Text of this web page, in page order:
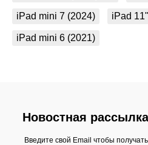
iPad mini 7 (2024) iPad
iPad mini 6 (2021)
Новостная рассылка
Введите свой Email чтобы